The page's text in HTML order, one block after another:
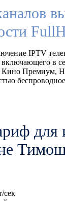
IPTV
в
Премиум,
для
сек